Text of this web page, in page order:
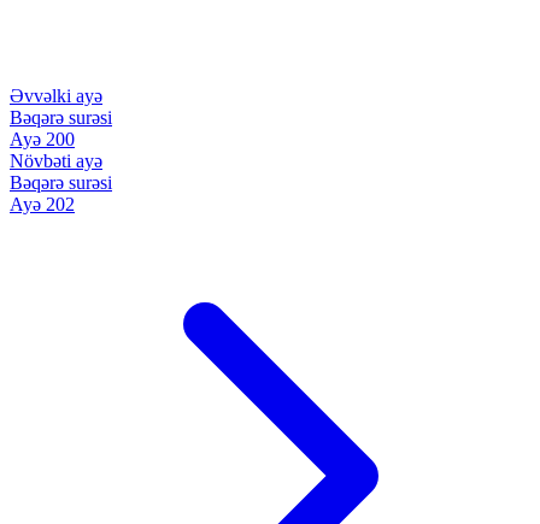
Əvvəlki ayə
Bəqərə surəsi
Ayə 200
Növbəti ayə
Bəqərə surəsi
Ayə 202